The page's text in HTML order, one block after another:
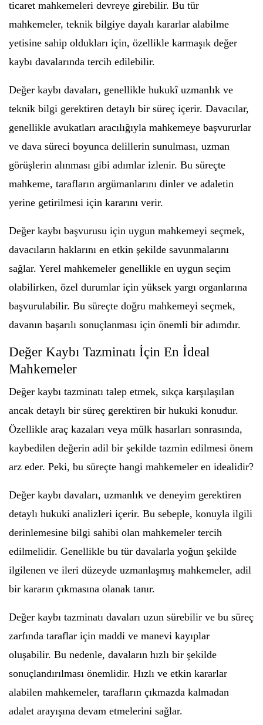
ticaret mahkemeleri devreye girebilir. Bu tür
mahkemeler, teknik bilgiye dayalı kararlar alabilme
yetisine sahip oldukları için, özellikle karmaşık değer
kaybı davalarında tercih edilebilir.
Değer kaybı davaları, genellikle hukukî uzmanlık ve
teknik bilgi gerektiren detaylı bir süreç içerir. Davacılar,
genellikle avukatları aracılığıyla mahkemeye başvururlar
ve dava süreci boyunca delillerin sunulması, uzman
görüşlerin alınması gibi adımlar izlenir. Bu süreçte
mahkeme, tarafların argümanlarını dinler ve adaletin
yerine getirilmesi için kararını verir.
Değer kaybı başvurusu için uygun mahkemeyi seçmek,
davacıların haklarını en etkin şekilde savunmalarını
sağlar. Yerel mahkemeler genellikle en uygun seçim
olabilirken, özel durumlar için yüksek yargı organlarına
başvurulabilir. Bu süreçte doğru mahkemeyi seçmek,
davanın başarılı sonuçlanması için önemli bir adımdır.
Değer Kaybı Tazminatı İçin En İdeal
Mahkemeler
Değer kaybı tazminatı talep etmek, sıkça karşılaşılan
ancak detaylı bir süreç gerektiren bir hukuki konudur.
Özellikle araç kazaları veya mülk hasarları sonrasında,
kaybedilen değerin adil bir şekilde tazmin edilmesi önem
arz eder. Peki, bu süreçte hangi mahkemeler en idealidir?
Değer kaybı davaları, uzmanlık ve deneyim gerektiren
detaylı hukuki analizleri içerir. Bu sebeple, konuyla ilgili
derinlemesine bilgi sahibi olan mahkemeler tercih
edilmelidir. Genellikle bu tür davalarla yoğun şekilde
ilgilenen ve ileri düzeyde uzmanlaşmış mahkemeler, adil
bir kararın çıkmasına olanak tanır.
Değer kaybı tazminatı davaları uzun sürebilir ve bu süreç
zarfında taraflar için maddi ve manevi kayıplar
oluşabilir. Bu nedenle, davaların hızlı bir şekilde
sonuçlandırılması önemlidir. Hızlı ve etkin kararlar
alabilen mahkemeler, tarafların çıkmazda kalmadan
adalet arayışına devam etmelerini sağlar.